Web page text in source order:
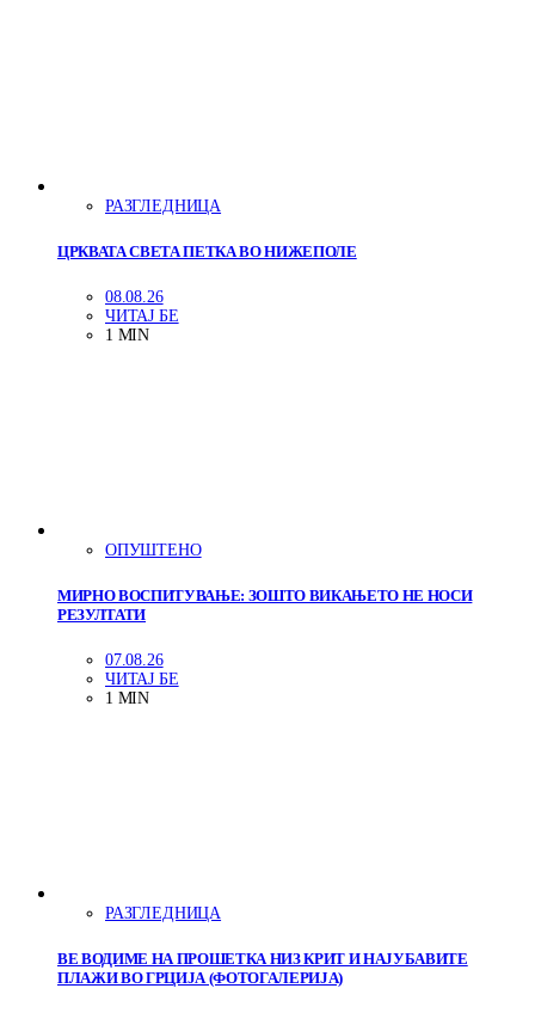
РАЗГЛЕДНИЦА
ЦРКВАТА СВЕТА ПЕТКА ВО НИЖЕПОЛЕ
08.08.26
ЧИТАЈ БЕ
1 MIN
ОПУШТЕНО
МИРНО ВОСПИТУВАЊЕ: ЗОШТО ВИКАЊЕТО НЕ НОСИ
РЕЗУЛТАТИ
07.08.26
ЧИТАЈ БЕ
1 MIN
РАЗГЛЕДНИЦА
ВЕ ВОДИМЕ НА ПРОШЕТКА НИЗ КРИТ И НАЈУБАВИТЕ
ПЛАЖИ ВО ГРЦИЈА (ФОТОГАЛЕРИЈА)